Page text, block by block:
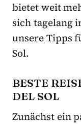
bietet weit
sich tagelang
unsere Tipps
Sol.
BESTE
DEL SOL
Zunächst ein